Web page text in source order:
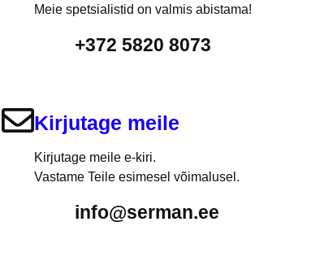
Meie spetsialistid on valmis abistama!
+372 5820 8073
Kirjutage meile
Kirjutage meile e-kiri.
Vastame Teile esimesel võimalusel.
info@serman.ee